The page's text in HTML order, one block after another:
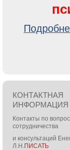
КОНТАКТНАЯ
ИНФОРМАЦИЯ
Контакты по
сотрудничества
и консультаций
Л.Н.ПИСАТЬ